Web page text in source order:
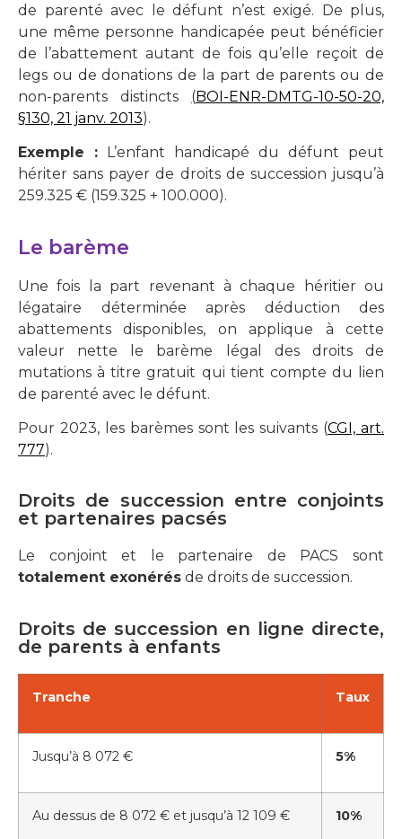
de parenté avec le défunt n’est exigé. De plus,
une même personne handicapée peut bénéficier
de l’abattement autant de fois qu’elle reçoit de
legs ou de donations de la part de parents ou de
non-parents distincts (BOI-ENR-DMTG-10-50-20,
§130, 21 janv. 2013).
Exemple : L’enfant handicapé du défunt peut
hériter sans payer de droits de succession jusqu’à
259.325 € (159.325 + 100.000).
Le barème
Une fois la part revenant à chaque héritier ou
légataire déterminée après déduction des
abattements disponibles, on applique à cette
valeur nette le barème légal des droits de
mutations à titre gratuit qui tient compte du lien
de parenté avec le défunt.
Pour 2023, les barèmes sont les suivants (CGI, art.
777).
Droits de succession entre conjoints
et partenaires pacsés
Le conjoint et le partenaire de PACS sont
totalement exonérés de droits de succession.
Droits de succession en ligne directe,
de parents à enfants
Tranche Taux
Jusqu’à 8 072 € 5%
Au dessus de 8 072 € et jusqu’à 12 109 € 10%